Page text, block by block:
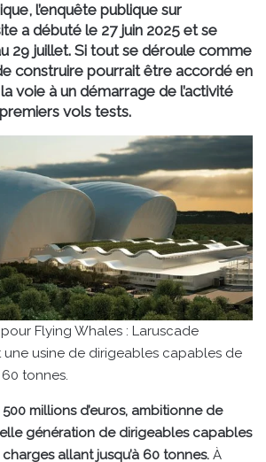
l’enquête publique sur
a débuté le 27 juin 2025 et se
29 juillet. Si tout se déroule comme
construire pourrait être accordé en
voie à un démarrage de l’activité
vols tests.
Flying Whales : Laruscade
usine de dirigeables capables de
tonnes.
millions d’euros, ambitionne de
génération de dirigeables capables
allant jusqu’à 60 tonnes. À